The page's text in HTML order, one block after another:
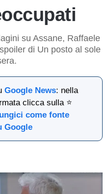
su Assane, Raffaele
di Un posto al sole
Google News: nella
clicca sulla ⭐
come fonte
Google